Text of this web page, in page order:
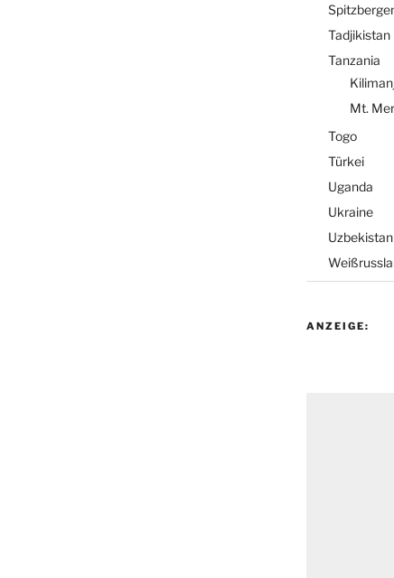
Tadjikistan
Tanzania
Mt.
Togo
Türkei
Uganda
Ukraine
Uzbekistan
ANZEIGE: